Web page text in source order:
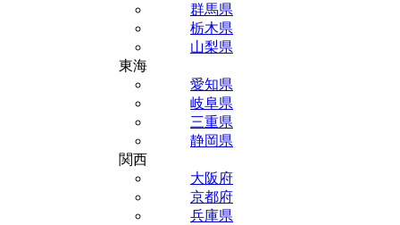
群馬県
栃木県
山梨県
東海
愛知県
岐阜県
三重県
静岡県
関西
大阪府
京都府
兵庫県